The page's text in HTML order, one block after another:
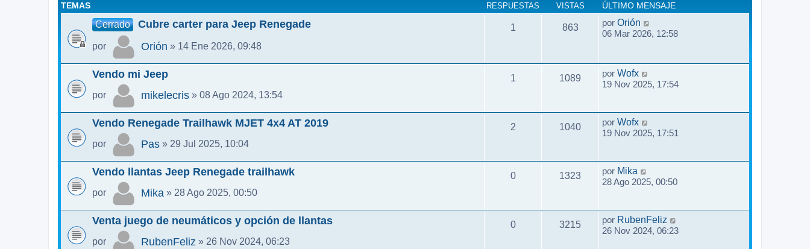
TEMAS RESPUESTAS VISTAS ÚLTIMO MENSAJE
Cerrado Cubre carter para Jeep Renegade
por Orión » 14 Ene 2026, 09:48
1 863 por Orión
06 Mar 2026, 12:58
Vendo mi Jeep
por mikelecris » 08 Ago 2024, 13:54
1 1089 por Wofx
19 Nov 2025, 17:54
Vendo Renegade Trailhawk MJET 4x4 AT 2019
por Pas » 29 Jul 2025, 10:04
2 1040 por Wofx
19 Nov 2025, 17:51
Vendo llantas Jeep Renegade trailhawk
por Mika » 28 Ago 2025, 00:50
0 1323 por Mika
28 Ago 2025, 00:50
Venta juego de neumáticos y opción de llantas
por RubenFeliz » 26 Nov 2024, 06:23
0 3215 por RubenFeliz
26 Nov 2024, 06:23